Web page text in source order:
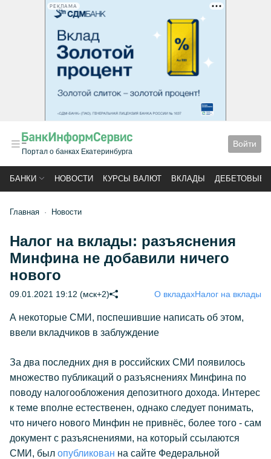
РЕКЛАМА
Портал о банках Екатеринбурга
Войти
БАНКИ НОВОСТИ КУРСЫ ВАЛЮТ ВКЛАДЫ ДЕБЕТОВЫЕ
Главная Новости
Налог на вклады: разъяснения
Минфина не добавили ничего
нового
09.01.2021 19:12 (мск+2) О вкладахНалог на вклады
А некоторые СМИ, поспешившие написать об этом,
ввели вкладчиков в заблуждение
За два последних дня в российских СМИ появилось
множество публикаций о разъяснениях Минфина по
поводу налогообложения депозитного дохода. Интерес
к теме вполне естественен, однако следует понимать,
что ничего нового Минфин не привнёс, более того - сам
документ с разъяснениями, на который ссылаются
СМИ, был опубликован на сайте Федеральной